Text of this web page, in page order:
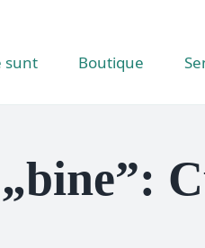
sunt Boutique